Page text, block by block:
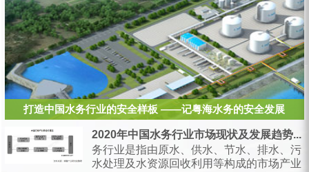
打造中国水务行业的安全样板 ——记粤海水务的安全发展
2020年中国水务行业市场现状及发展趋势...
务行业是指由原水、供水、节水、排水、污
水处理及水资源回收利用等构成的市场产业